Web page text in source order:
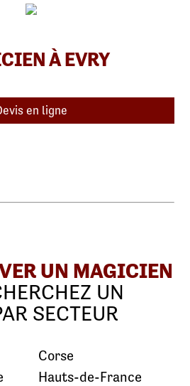
À EVRY
en ligne
UN MAGICIEN
UN
SECTEUR
Corse
Hauts-de-France